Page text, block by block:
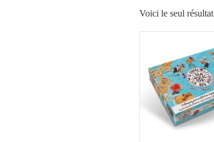
Voici le seul résultat